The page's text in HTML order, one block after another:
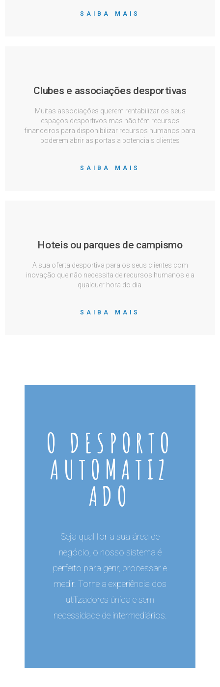
SAIBA MAIS
Clubes e associações desportivas
Muitas associações querem rentabilizar os seus
espaços desportivos mas não têm recursos
financeiros para disponibilizar recursos humanos para
poderem abrir as portas a potenciais clientes
SAIBA MAIS
Hoteis ou parques de campismo
A sua oferta desportiva para os seus clientes com
inovação que não necessita de recursos humanos e a
qualquer hora do dia.
SAIBA MAIS
O DESPORTO
AUTOMATIZ
ADO
Seja qual for a sua área de
negócio, o nosso sistema é
perfeito para gerir, processar e
medir. Torne a experiência dos
utilizadores única e sem
necessidade de intermediários.